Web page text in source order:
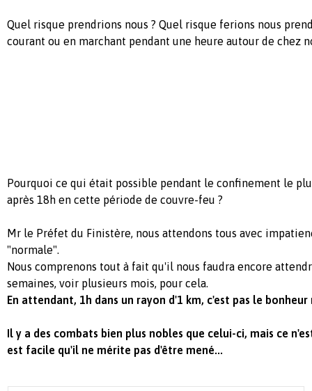
Quel risque prendrions nous ? Quel risque ferions nous
courant ou en marchant pendant une heure autour de chez
Pourquoi ce qui était possible pendant le confinement le
après 18h en cette période de couvre-feu ?
Mr le Préfet du Finistère, nous attendons tous avec
"normale".
Nous comprenons tout à fait qu'il nous faudra encore
semaines, voir plusieurs mois, pour cela.
En attendant, 1h dans un rayon d'1 km, c'est pas le bonheur
Il y a des combats bien plus nobles que celui-ci, mais ce
est facile qu'il ne mérite pas d'être mené...